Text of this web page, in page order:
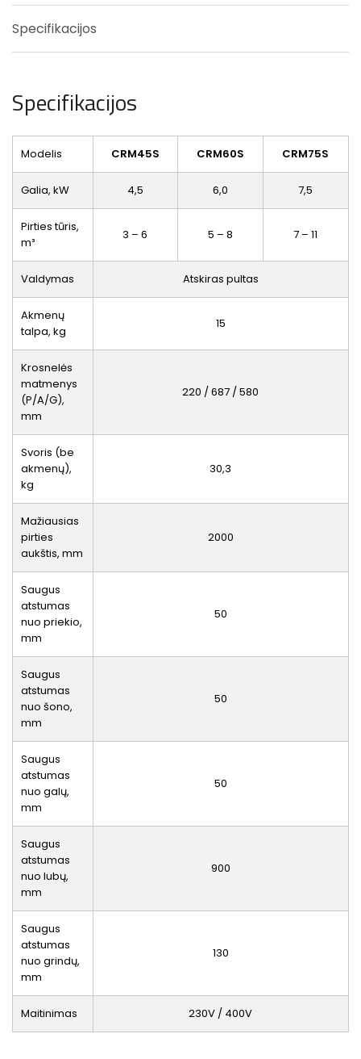
Specifikacijos
Specifikacijos
Modelis CRM45S CRM60S CRM75S
Galia, kW 4,5 6,0 7,5
Pirties tūris,
m³
3 – 6 5 – 8 7 – 11
Valdymas Atskiras pultas
Akmenų
talpa, kg
15
Krosnelės
matmenys
(P/A/G),
mm
220 / 687 / 580
Svoris (be
akmenų),
kg
30,3
Mažiausias
pirties
aukštis, mm
2000
Saugus
atstumas
nuo priekio,
mm
50
Saugus
atstumas
nuo šono,
mm
50
Saugus
atstumas
nuo galų,
mm
50
Saugus
atstumas
nuo lubų,
mm
900
Saugus
atstumas
nuo grindų,
mm
130
Maitinimas 230V / 400V